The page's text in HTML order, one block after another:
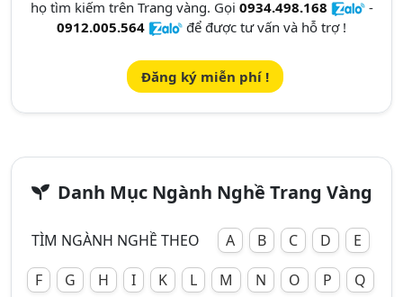
họ tìm kiếm trên Trang vàng. Gọi 0934.498.168
-
0912.005.564
để được tư vấn và hỗ trợ !
Đăng ký miễn phí !
Danh Mục Ngành Nghề Trang Vàng
TÌM NGÀNH NGHỀ THEO A B C D
E
F
G H I K L M N O P
Q